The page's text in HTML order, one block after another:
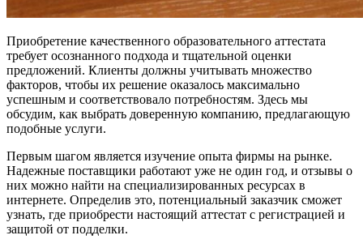
Приобретение качественного образовательного аттестата
требует осознанного подхода и тщательной оценки
предложений. Клиенты должны учитывать множество
факторов, чтобы их решение оказалось максимально
успешным и соответствовало потребностям. Здесь мы
обсудим, как выбрать доверенную компанию, предлагающую
подобные услуги.
Первым шагом является изучение опыта фирмы на рынке.
Надежные поставщики работают уже не один год, и отзывы о
них можно найти на специализированных ресурсах в
интернете. Определив это, потенциальный заказчик сможет
узнать, где приобрести настоящий аттестат с регистрацией и
защитой от подделки.